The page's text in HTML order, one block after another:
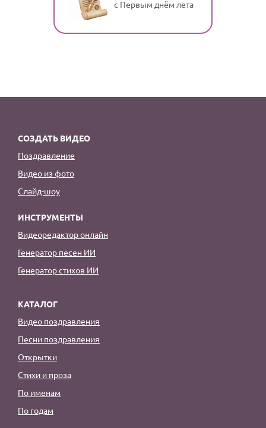
с Первым днём лета
СОЗДАТЬ ВИДЕО
Поздравление
Видео из фото
Слайд-шоу
ИНСТРУМЕНТЫ
Видеоредактор онлайн
Генератор песен ИИ
Генератор стихов ИИ
КАТАЛОГ
Видео поздравления
Песни поздравления
Открытки
Стихи и проза
По именам
По годам